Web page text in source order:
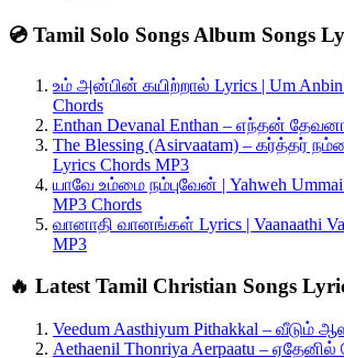
💿 Tamil Solo Songs Album Songs
உம் அன்பின் கயிற்றால் Lyrics | Um Anbin
Chords
Enthan Devanal Enthan – எந்தன்
The Blessing (Asirvaatam) – கர்த்தர்
Lyrics Chords MP3
யாவே உம்மை நம்புவேன் | Yahweh Ummai
MP3 Chords
வானாதி வானங்கள் Lyrics | Vaanaathi
MP3
🔥 Latest Tamil Christian Songs
Veedum Aasthiyum Pithakkal – வீடும்
Aethaenil Thonriya Aerpaatu –